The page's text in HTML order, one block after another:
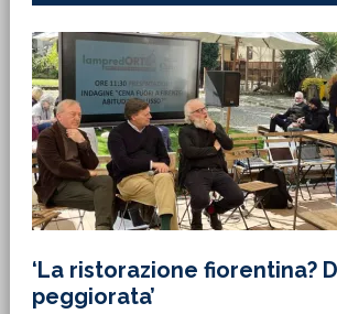
‘La ristorazione fiorentina?
peggiorata’